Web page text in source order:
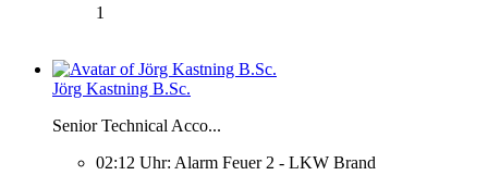
1
Jörg Kastning B.Sc.
Senior Technical Acco...
02:12 Uhr: Alarm Feuer 2 - LKW Brand